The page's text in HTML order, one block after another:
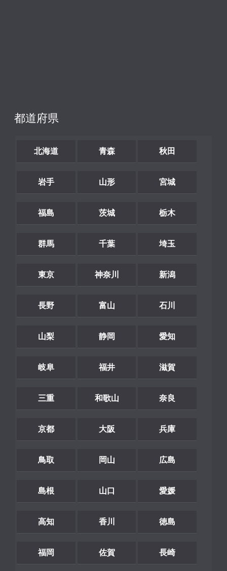
都道府県
北海道 青森 秋田
岩手 山形 宮城
福島 茨城 栃木
群馬 千葉 埼玉
東京 神奈川 新潟
長野 富山 石川
山梨 静岡 愛知
岐阜 福井 滋賀
三重 和歌山 奈良
京都 大阪 兵庫
鳥取 岡山 広島
島根 山口 愛媛
高知 香川 徳島
福岡 佐賀 長崎